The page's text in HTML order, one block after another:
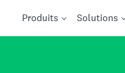
Produits Solutions